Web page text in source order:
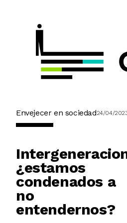
Envejecer en sociedad24/04/
¿estamos
condenados a
no
entendernos?